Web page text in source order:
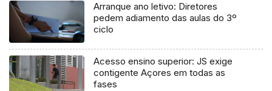
Arranque ano letivo: Diretores
pedem adiamento das aulas do 3º
ciclo
Acesso ensino superior: JS exige
contigente Açores em todas as
fases